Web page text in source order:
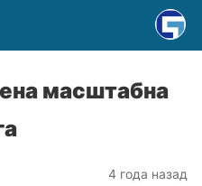
масштабна
4 года назад